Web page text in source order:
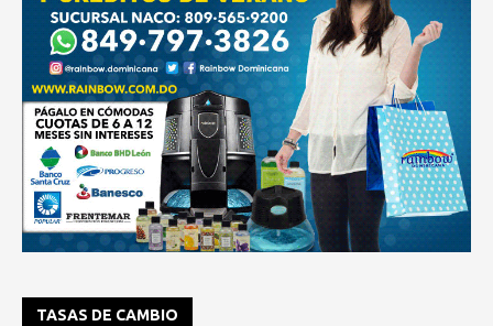
TASAS DE CAMBIO